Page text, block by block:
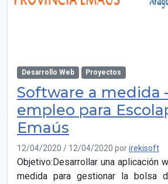
Desarrollo Web Proyectos
Software a medida
empleo para
Emaús
12/04/2020 / 12/04/2020 porirekisoft
Objetivo:Desarrollar una aplicación
medida para gestionar la bolsa